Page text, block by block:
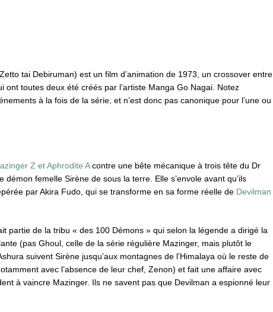
tai Debiruman) est un film d’animation de 1973, un crossover entre
ont toutes deux été créés par l’artiste Manga Go Nagai. Notez
à la fois de la série, et n’est donc pas canonique pour l’une ou
Z et Aphrodite Acontre une bête mécanique à trois tête du Dr
femelle Sirène de sous la terre. Elle s’envole avant qu’ils
par Akira Fudo, qui se transforme en sa forme réelle de Devilman
partie de la tribu « des 100 Démons » qui selon la légende a dirigé la
(pas Ghoul, celle de la série régulière Mazinger, mais plutôt le
suivent Sirène jusqu’aux montagnes de l’Himalaya où le reste de
avec l’absence de leur chef, Zenon) et fait une affaire avec
à vaincre Mazinger. Ils ne savent pas que Devilman a espionné leur